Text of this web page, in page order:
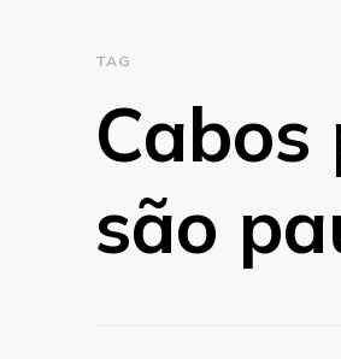
TAG
são